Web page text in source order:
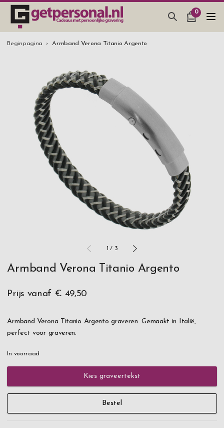
0
CADEAUS & GADGETS
SIERADEN & ACCESSOIRES
CADEAUS IDEEËN
HUWELIJKSGESCHENK 2026
Beginpagina Armband Verona Titanio Argento
1 / 3
Armband Verona Titanio Argento
Prijs vanaf € 49,50
Armband Verona Titanio Argento graveren. Gemaakt in Italië,
perfect voor graveren.
In voorraad
Kies graveertekst
Bestel